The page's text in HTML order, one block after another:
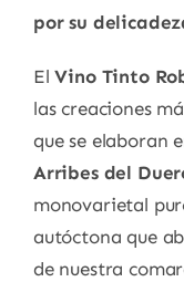
por su
ElVino Tinto
las creaciones
que se elaboran
Arribes del
monovarietal
autóctona que
de nuestra